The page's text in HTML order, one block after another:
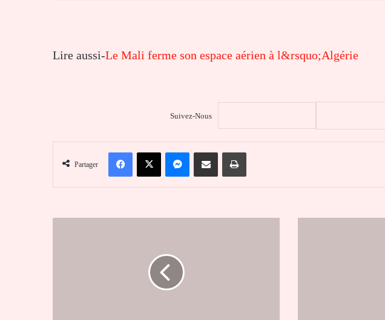
Lire aussi-Le Mali ferme son espace aérien à l&rsquo;Algérie
Suivez-Nous
Partager
FacebookX MessengerPartager par email Imprimer